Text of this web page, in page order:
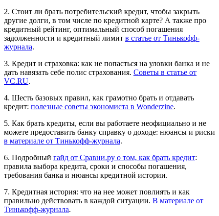
2. Стоит ли брать потребительский кредит, чтобы закрыть
другие долги, в том числе по кредитной карте? А также про
кредитный рейтинг, оптимальный способ погашения
задолженности и кредитный лимит в статье от Тинькофф-
журнала.
3. Кредит и страховка: как не попасться на уловки банка и не
дать навязать себе полис страхования. Советы в статье от
VC.RU.
4. Шесть базовых правил, как грамотно брать и отдавать
кредит: полезные советы экономиста в Wonderzine.
5. Как брать кредиты, если вы работаете неофициально и не
можете предоставить банку справку о доходе: нюансы и риски
в материале от Тинькофф-журнала.
6. Подробный гайд от Сравни.ру о том, как брать кредит:
правила выбора кредита, сроки и способы погашения,
требования банка и нюансы кредитной истории.
7. Кредитная история: что на нее может повлиять и как
правильно действовать в каждой ситуации. В материале от
Тинькофф-журнала.